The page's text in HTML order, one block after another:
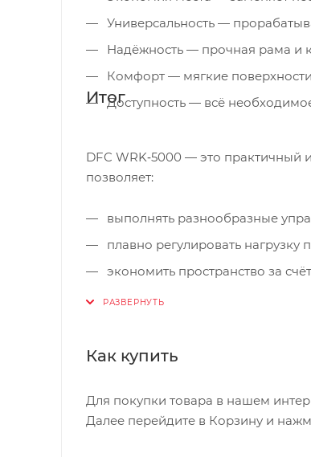
Универсальность —
Надёжность — прочная рама и
Комфорт — мягкие
Доступность — всё
Итог
DFC WRK‑5000 — это
позволяет:
выполнять разнообразные
плавно регулировать нагрузку
экономить пространство за
тренироваться комфортно и
Как купить
Для покупки товара в нашем
Далее перейдите в Корзину и